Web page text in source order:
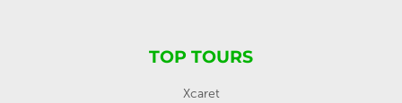
TOP TOURS
Xcaret